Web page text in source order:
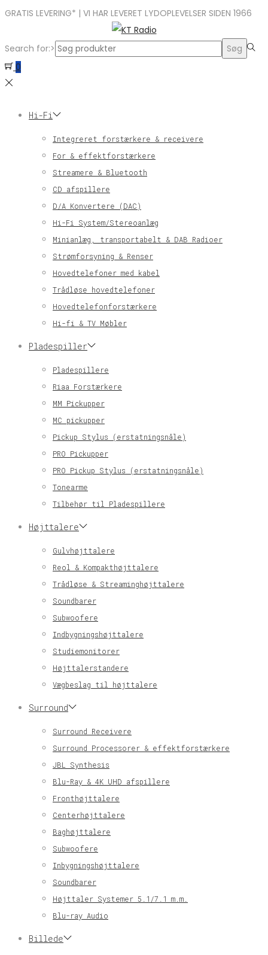
GRATIS LEVERING* | VI HAR LEVERET LYDOPLEVELSER SIDEN 1966
Search for:>
Søg
0
Hi-Fi
Integreret forstærkere & receivere
For & effektforstærkere
Streamere & Bluetooth
CD afspillere
D/A Konvertere (DAC)
Hi-Fi System/Stereoanlæg
Minianlæg, transportabelt & DAB Radioer
Strømforsyning & Renser
Hovedtelefoner med kabel
Trådløse hovedtelefoner
Hovedtelefonforstærkere
Hi-fi & TV Møbler
Pladespiller
Pladespillere
Riaa Forstærkere
MM Pickupper
MC pickupper
Pickup Stylus (erstatningsnåle)
PRO Pickupper
PRO Pickup Stylus (erstatningsnåle)
Tonearme
Tilbehør til Pladespillere
Højttalere
Gulvhøjttalere
Reol & Kompakthøjttalere
Trådløse & Streaminghøjttalere
Soundbarer
Subwoofere
Indbygningshøjttalere
Studiemonitorer
Højttalerstandere
Vægbeslag til højttalere
Surround
Surround Receivere
Surround Processorer & effektforstærkere
JBL Synthesis
Blu-Ray & 4K UHD afspillere
Fronthøjttalere
Centerhøjttalere
Baghøjttalere
Subwoofere
Inbygningshøjttalere
Soundbarer
Højttaler Systemer 5.1/7.1 m.m.
Blu-ray Audio
Billede